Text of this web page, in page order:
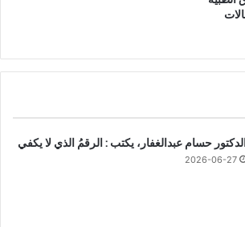
حسام عبدالغفار، يكتب : الرقمُ الذي لا يكفي
2026-06-27